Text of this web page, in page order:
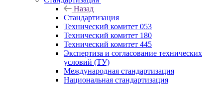
Назад
Стандартизация
Технический комитет 053
Технический комитет 180
Технический комитет 445
Экспертиза и согласование технических
условий (ТУ)
Международная стандартизация
Национальная стандартизация